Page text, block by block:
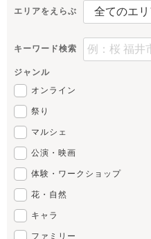
エリアをえらぶ
キーワード検索
ジャンル
オンライン
祭り
マルシェ
公演・映画
体験・ワークショップ
花・自然
キャラ
ファミリー